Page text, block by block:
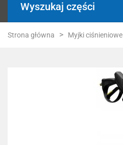
Wyszukaj części
Strona główna Myjki ciśnieniowe